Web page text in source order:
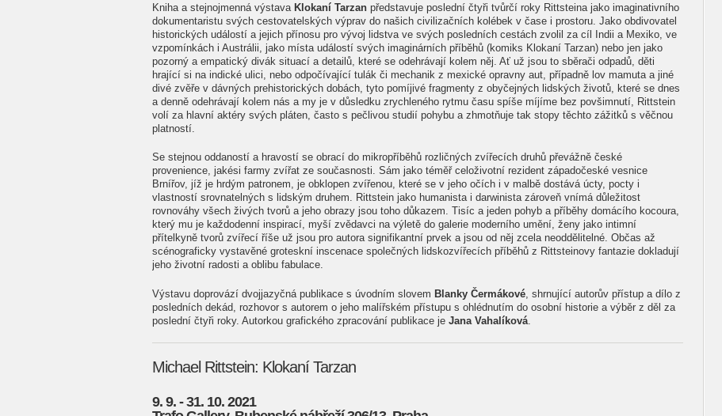
Kniha a stejnojmenná výstava Klokaní Tarzan představuje poslední čtyři tvůrčí roky Rittsteina jako imaginativního
dokumentaristu svých cestovatelských výprav do našich civilizačních kolébek v čase i prostoru. Jako obdivovatel
historických událostí a jejich přínosu pro vývoj lidstva ve svých posledních cestách zvolil za cíl Indii a Mexiko, ve
vzpomínkách i Austrálii, jako místa událostí svých imaginárních příběhů (komiks Klokaní Tarzan) nebo jen jako
pozorný a empatický divák situací a detailů, které se odehrávají kolem něj. Ať už jsou to sběrači odpadů, děti
hrající si na indické ulici, nebo odpočívající tulák či mechanik z mexické opravny aut, případně lov mamuta a jiné
divé zvěře v dávných prehistorických dobách, tyto pomíjivé fragmenty z obyčejných lidských životů, které se dnes
a denně odehrávají kolem nás a my je v důsledku zrychleného rytmu času spíše míjíme bez povšimnutí, Rittstein
volí za hlavní aktéry svých pláten, často s pečlivou studií pohybu a zhmotňuje tak stopy těchto zážitků s věčnou
platností.
Se stejnou oddaností a hravostí se obrací do mikropříběhů rozličných zvířecích druhů převážně české
provenience, jakési farmy zvířat ze současnosti. Sám jako téměř celoživotní rezident západočeské vesnice
Brnířov, jíž je hrdým patronem, je obklopen zvířenou, které se v jeho očích i v malbě dostává úcty, pocty i
vlastností srovnatelných s lidským druhem. Rittstein jako humanista i darwinista zároveň vnímá důležitost
rovnováhy všech živých tvorů a jeho obrazy jsou toho důkazem. Tisíc a jeden pohyb a příběhy domácího kocoura,
který mu je každodenní inspirací, myší zvědavci na výletě do galerie moderního umění, ženy jako intimní
přítelkyně tvorů zvířecí říše už jsou pro autora signifikantní prvek a jsou od něj zcela neoddělitelné. Občas až
scénograficky vystavěné groteskní inscenace společných lidskozvířecích příběhů z Rittsteinovy fantazie dokladují
jeho životní radosti a oblibu fabulace.
Výstavu doprovází dvojjazyčná publikace s úvodním slovem Blanky Čermákové , shrnující autorův přístup a dílo z
posledních dekád, rozhovor s autorem o jeho malířském přístupu s ohlédnutím do osobní historie a výběr z děl za
poslední čtyři roky. Autorkou grafického zpracování publikace je Jana Vahalíková
Michael Rittstein: Klokaní Tarzan
9. 9. - 31. 10. 2021